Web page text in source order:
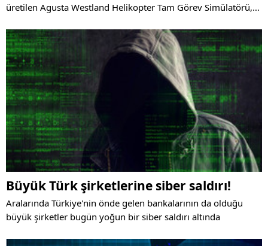
üretilen Agusta Westland Helikopter Tam Görev Simülatörü,
Büyük Türk şirketlerine siber saldırı!
Aralarında Türkiye'nin önde gelen bankalarının da olduğu
büyük şirketler bugün yoğun bir siber saldırı altında